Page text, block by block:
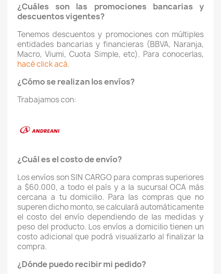
¿Cuáles son las promociones bancarias y
descuentos vigentes?
Tenemos descuentos y promociones con múltiples
entidades bancarias y financieras (BBVA, Naranja,
Macro, Viumi, Cuota Simple, etc). Para conocerlas,
hacé click acá.
¿Cómo se realizan los envíos?
Trabajamos con:
¿Cuál es el costo de envío?
Los envíos son SIN CARGO para compras superiores
a $60.000, a todo el país y a la sucursal OCA más
cercana a tu domicilio. Para las compras que no
superen dicho monto, se calculará automáticamente
el costo del envío dependiendo de las medidas y
peso del producto. Los envíos a domicilio tienen un
costo adicional que podrá visualizarlo al finalizar la
compra.
¿Dónde puedo recibir mi pedido?
Crear lista de deseos
Nombre de la lista de deseos
Cancelar
Crear lista de deseos